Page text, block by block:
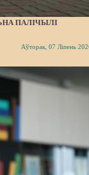
ПАЛІЧЫЛІ
Аўторак, 07 Ліпень